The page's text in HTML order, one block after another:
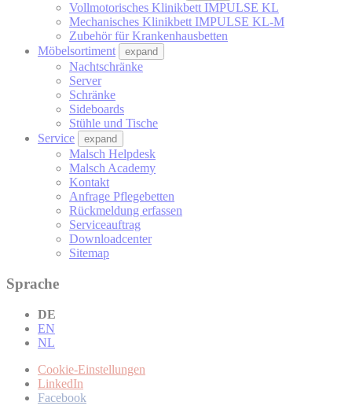
Vollmotorisches Klinikbett IMPULSE KL
Mechanisches Klinikbett IMPULSE KL-M
Zubehör für Krankenhausbetten
Möbelsortiment
expand
Nachtschränke
Server
Schränke
Sideboards
Stühle und Tische
Service
expand
Malsch Helpdesk
Malsch Academy
Kontakt
Anfrage Pflegebetten
Rückmeldung erfassen
Serviceauftrag
Downloadcenter
Sitemap
Sprache
DE
EN
NL
Cookie-Einstellungen
LinkedIn
Facebook